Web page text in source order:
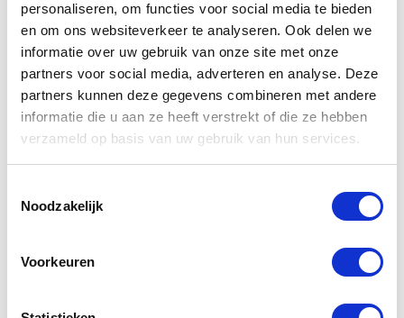
personaliseren, om functies voor social media te bieden
en om ons websiteverkeer te analyseren. Ook delen we
informatie over uw gebruik van onze site met onze
partners voor social media, adverteren en analyse. Deze
partners kunnen deze gegevens combineren met andere
informatie die u aan ze heeft verstrekt of die ze hebben
verzameld op basis van uw gebruik van hun services.
Noodzakelijk
Voorkeuren
Omschrijving
Meer weergeven
Alle opties